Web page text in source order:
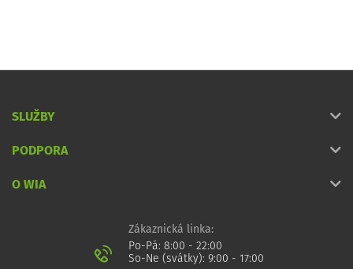
SLUŽBY
PODPORA
O WIA
Zákaznická linka:
Po-Pá: 8:00 - 22:00
So-Ne (svátky): 9:00 - 17:00